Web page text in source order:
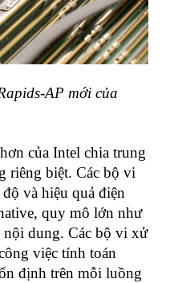
AP mới của
của Intel chia trung
riêng biệt. Các bộ vi
và hiệu quả điện
quy mô lớn như
nội dung. Các bộ vi xử
việc tính toán
định trên mỗi luồng